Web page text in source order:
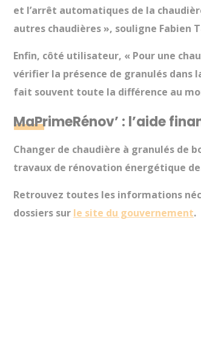
et l’arrêt automatiques de la
autres chaudières », souligne Fabien
Enfin, côté utilisateur, « Pour une
vérifier la présence de granulés dans
fait souvent toute la différence au
MaPrimeRénov’ : l’aide
Changer de chaudière à granulés de
travaux de rénovation énergétique
Retrouvez toutes les informations
dossiers sur le site du gouvernement.